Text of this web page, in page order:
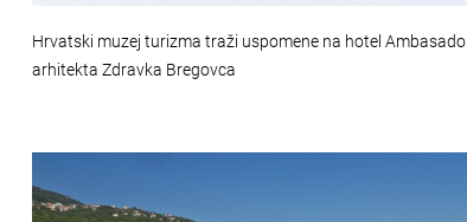
Hrvatski muzej turizma traži uspomene na hotel
arhitekta Zdravka Bregovca